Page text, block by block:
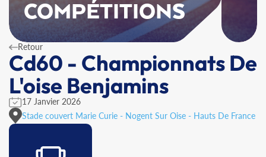
COMPÉTITIONS
Retour
Cd60 - Championnats De
L'oise Benjamins
17 Janvier 2026
Stade couvert Marie Curie - Nogent Sur Oise - Hauts De France